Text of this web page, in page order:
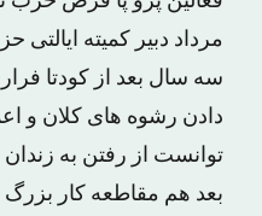
مرداد دبیر کمیته ایالتی
سه سال بعد از کودتا
دادن رشوه های کلان و
توانست از رفتن به
بعد هم مقاطعه کار بزرگ